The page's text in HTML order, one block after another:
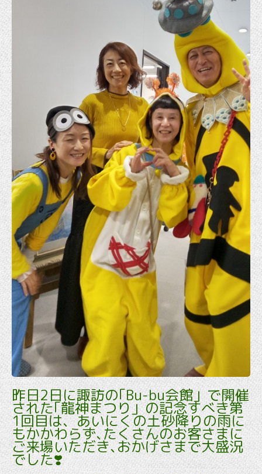
昨日2日に諏訪の｢Bu-bu会館」で開催
された｢龍神まつり」の記念すべき第
1回目は、あいにくの土砂降りの雨に
もかかわらず､たくさんのお客さまに
ご来場いただき､おかげさまで大盛況
でした❣️